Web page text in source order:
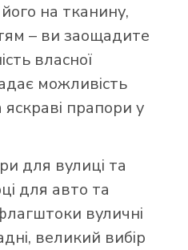
на тканину,
– ви заощадите
власної
можливість
яскраві прапори у
для вулиці та
для авто та
вуличні
великий вибір